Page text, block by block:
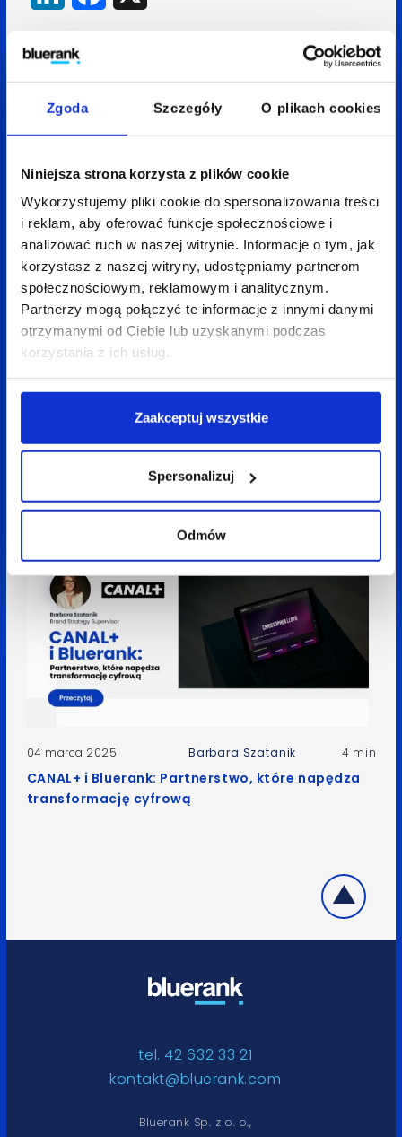
Zgoda Szczegóły O plikach cookies
Niniejsza strona korzysta z plików cookie
Wykorzystujemy pliki cookie do spersonalizowania treści
i reklam, aby oferować funkcje społecznościowe i
analizować ruch w naszej witrynie. Informacje o tym, jak
korzystasz z naszej witryny, udostępniamy partnerom
społecznościowym, reklamowym i analitycznym.
Partnerzy mogą połączyć te informacje z innymi danymi
otrzymanymi od Ciebie lub uzyskanymi podczas
korzystania z ich usług.
Zaakceptuj wszystkie
Spersonalizuj
Odmów
Wróć do bloga
Zobacztakże:
przyspiesza, ale to człowiek nadaje sens
04 marca 2025 Barbara Szatanik 4 min
CANAL+ i Bluerank: Partnerstwo, które napędza
transformację cyfrową
tel. 42 632 33 21
kontakt@bluerank.com
Bluerank Sp. z o. o.,